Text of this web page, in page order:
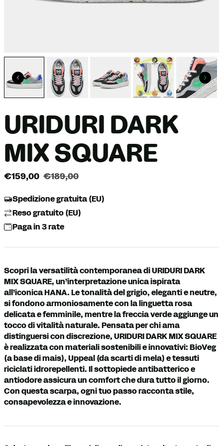
URIDURI DARK
MIX SQUARE
€159,00 €189,00
Spedizione gratuita (EU)
Reso gratuito (EU)
Paga in 3 rate
Scopri la versatilità contemporanea di URIDURI DARK
MIX SQUARE, un’interpretazione unica ispirata
all’iconica HANA. Le tonalità del grigio, eleganti e neutre,
si fondono armoniosamente con la linguetta rosa
delicata e femminile, mentre la freccia verde aggiunge un
tocco di vitalità naturale. Pensata per chi ama
distinguersi con discrezione, URIDURI DARK MIX SQUARE
è realizzata con materiali sostenibili e innovativi: BioVeg
(a base di mais), Uppeal (da scarti di mela) e tessuti
riciclati idrorepellenti. Il sottopiede antibatterico e
antiodore assicura un comfort che dura tutto il giorno.
Con questa scarpa, ogni tuo passo racconta stile,
consapevolezza e innovazione.